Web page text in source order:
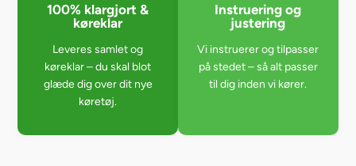
100% klargjort &
køreklar
Leveres samlet og
køreklar – du skal blot
glæde dig over dit nye
køretøj.
Instruering og
justering
Vi instruerer og tilpasser
på stedet – så alt passer
til dig inden vi kører.